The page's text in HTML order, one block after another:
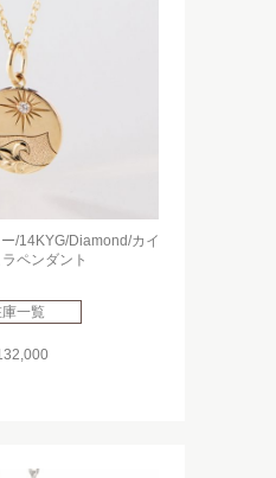
/14KYG/Diamond/カイ
ペンダント
一覧